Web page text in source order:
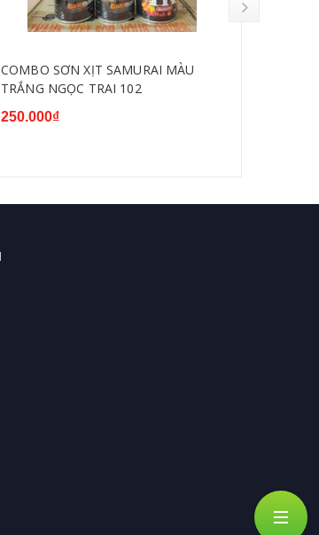
COMBO SƠN XỊT SAMURAI MÀU
TRẮNG NGỌC TRAI 102
250.000₫